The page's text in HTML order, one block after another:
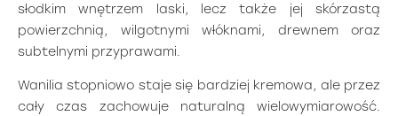
słodkim wnętrzem laski, lecz także jej skórzastą
powierzchnią, wilgotnymi włóknami, drewnem oraz
subtelnymi przyprawami.
Wanilia stopniowo staje się bardziej kremowa, ale przez
cały czas zachowuje naturalną wielowymiarowość.